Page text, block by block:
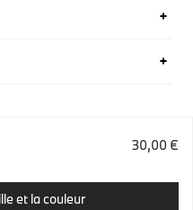
30,00 €
et la couleur